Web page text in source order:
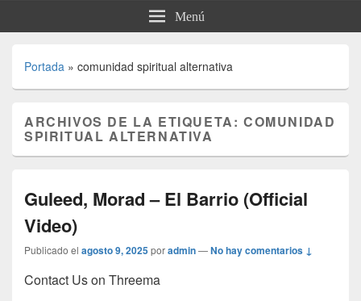
Menú
Portada » comunidad spiritual alternativa
ARCHIVOS DE LA ETIQUETA:COMUNIDAD
SPIRITUAL ALTERNATIVA
Guleed, Morad – El Barrio (Official
Video)
Publicado el agosto 9, 2025poradmin—No hay comentarios ↓
Contact Us on Threema